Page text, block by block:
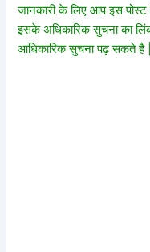
जानकारी के लिए आप इस
इसके अधिकारिक सुचना का
आधिकारिक सुचना पढ़ सकते है |